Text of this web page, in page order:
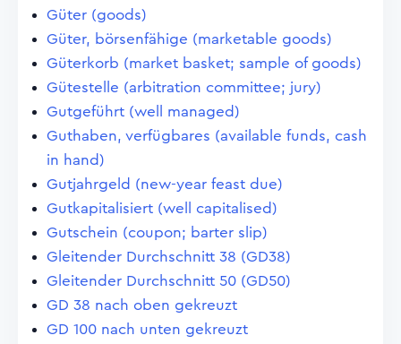
Güter (goods)
Güter, börsenfähige (marketable goods)
Güterkorb (market basket; sample of goods)
Gütestelle (arbitration committee; jury)
Gutgeführt (well managed)
Guthaben, verfügbares (available funds, cash
in hand)
Gutjahrgeld (new-year feast due)
Gutkapitalisiert (well capitalised)
Gutschein (coupon; barter slip)
Gleitender Durchschnitt 38 (GD38)
Gleitender Durchschnitt 50 (GD50)
GD 38 nach oben gekreuzt
GD 100 nach unten gekreuzt